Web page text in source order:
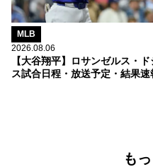
MLB
2026.08.06
【大谷翔平】ロサンゼルス・
ス試合日程・放送予定・結果速
も